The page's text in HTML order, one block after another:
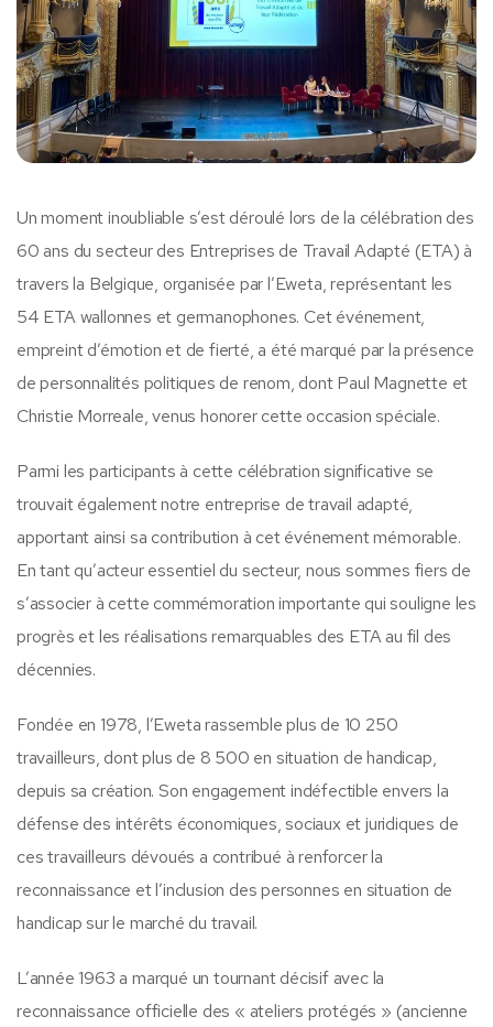
Un moment inoubliable s’est déroulé lors de la célébration des
60 ans du secteur des Entreprises de Travail Adapté (ETA) à
travers la Belgique, organisée par l’Eweta, représentant les
54 ETA wallonnes et germanophones. Cet événement,
empreint d’émotion et de fierté, a été marqué par la présence
de personnalités politiques de renom, dont Paul Magnette et
Christie Morreale, venus honorer cette occasion spéciale.
Parmi les participants à cette célébration significative se
trouvait également notre entreprise de travail adapté,
apportant ainsi sa contribution à cet événement mémorable.
En tant qu’acteur essentiel du secteur, nous sommes fiers de
s’associer à cette commémoration importante qui souligne les
progrès et les réalisations remarquables des ETA au fil des
décennies.
Fondée en 1978, l’Eweta rassemble plus de 10 250
travailleurs, dont plus de 8 500 en situation de handicap,
depuis sa création. Son engagement indéfectible envers la
défense des intérêts économiques, sociaux et juridiques de
ces travailleurs dévoués a contribué à renforcer la
reconnaissance et l’inclusion des personnes en situation de
handicap sur le marché du travail.
L’année 1963 a marqué un tournant décisif avec la
reconnaissance officielle des « ateliers protégés » (ancienne